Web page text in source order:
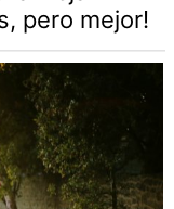
pero mejor!